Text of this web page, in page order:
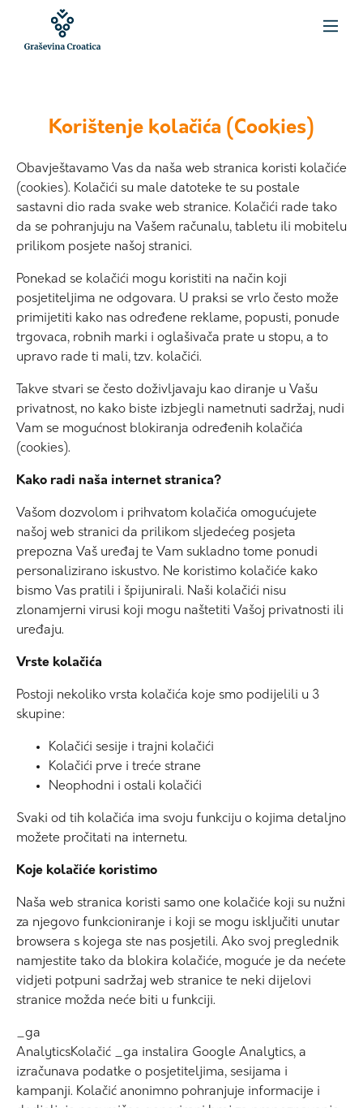
Korištenje kolačića (Cookies)
Obavještavamo Vas da naša web stranica koristi kolačiće
(cookies). Kolačići su male datoteke te su postale
sastavni dio rada svake web stranice. Kolačići rade tako
da se pohranjuju na Vašem računalu, tabletu ili mobitelu
prilikom posjete našoj stranici.
Ponekad se kolačići mogu koristiti na način koji
posjetiteljima ne odgovara. U praksi se vrlo često može
primijetiti kako nas određene reklame, popusti, ponude
trgovaca, robnih marki i oglašivača prate u stopu, a to
upravo rade ti mali, tzv. kolačići.
Takve stvari se često doživljavaju kao diranje u Vašu
privatnost, no kako biste izbjegli nametnuti sadržaj, nudi
Vam se mogućnost blokiranja određenih kolačića
(cookies).
Kako radi naša internet stranica?
Vašom dozvolom i prihvatom kolačića omogućujete
našoj web stranici da prilikom sljedećeg posjeta
prepozna Vaš uređaj te Vam sukladno tome ponudi
personalizirano iskustvo. Ne koristimo kolačiće kako
bismo Vas pratili i špijunirali. Naši kolačići nisu
zlonamjerni virusi koji mogu naštetiti Vašoj privatnosti ili
uređaju.
Vrste kolačića
Postoji nekoliko vrsta kolačića koje smo podijelili u 3
skupine:
Kolačići sesije i trajni kolačići
Kolačići prve i treće strane
Neophodni i ostali kolačići
Svaki od tih kolačića ima svoju funkciju o kojima detaljno
možete pročitati na internetu.
Koje kolačiće koristimo
Naša web stranica koristi samo one kolačiće koji su nužni
za njegovo funkcioniranje i koji se mogu isključiti unutar
browsera s kojega ste nas posjetili. Ako svoj preglednik
namjestite tako da blokira kolačiće, moguće je da nećete
vidjeti potpuni sadržaj web stranice te neki dijelovi
stranice možda neće biti u funkciji.
_ga
AnalyticsKolačić _ga instalira Google Analytics, a
izračunava podatke o posjetiteljima, sesijama i
kampanji. Kolačić anonimno pohranjuje informacije i